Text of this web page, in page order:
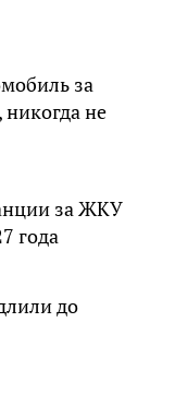
за
не
за ЖКУ
года
до